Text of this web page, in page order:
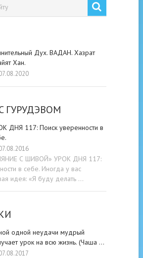
Дух. ВАДАН. Хазрат
Хан.
ГУРУДЭВОМ
ДНЯ 117: Поиск уверенности в
С ШИВОЙ» УРОК ДНЯ 117:
в себе. Иногда у вас
идея: «Я буду делать …
одной неудачи мудрый
урок на всю жизнь. (Чаша …